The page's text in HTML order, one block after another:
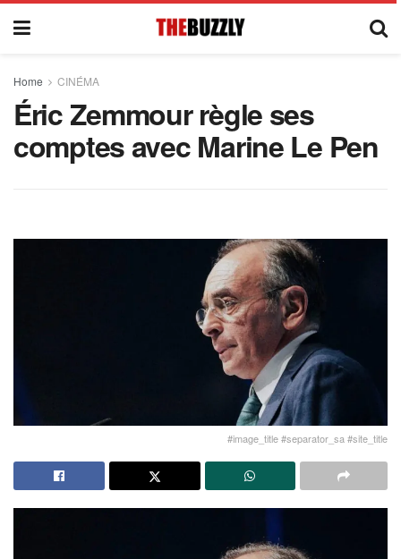
Home CINÉMA
Éric Zemmour règle ses
comptes avec Marine Le Pen
#image_title #separator_sa #site_title